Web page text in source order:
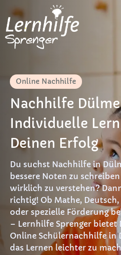
LRS
Dyskalkulie
DaF
Preise
FAQ
Materialien
Kontakt
Online Nachhilfe
Nachhilfe
Individuelle
Deinen Erfolg
Du suchst Nachhilfe in
bessere Noten zu
wirklich zu verstehen?
richtig! Ob Mathe, Deutsch,
oder spezielle Förderung
– Lernhilfe Sprenger bietet
Online Schülernachhilfe in
das Lernen leichter zu